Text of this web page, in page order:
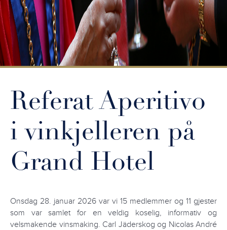
Referat Aperitivo
i vinkjelleren på
Grand Hotel
Onsdag 28. januar 2026 var vi 15 medlemmer og 11 gjester
som var samlet for en veldig koselig, informativ og
velsmakende vinsmaking. Carl Jäderskog og Nicolas André